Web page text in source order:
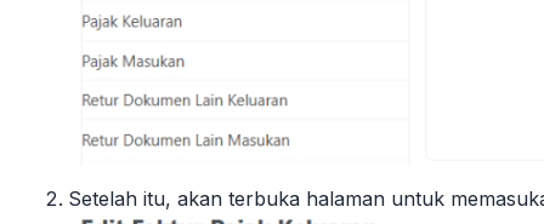
Setelah itu, akan terbuka halaman untuk